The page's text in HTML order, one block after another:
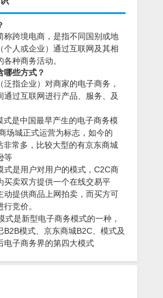
称跨境电商，是指不同国别或地
个人或企业）通过互联网及其相
种商务活动。
哪些方式？
泛指企业）对商家的电子商务，
通过互联网进行产品、服务、及
式是中国最早产生的电子商务模
场城正式运营为标志，如今的
非常多，比较大型的有京东商城
等
式是用户对用户的模式，C2C商
买卖双方提供一个在线交易平
动提供商品上网拍卖，而买方可
竞价。
式是新型电子商务模式的一种，
B2B模式、京东商城B2C、模式及
电子商务界的第四大模式